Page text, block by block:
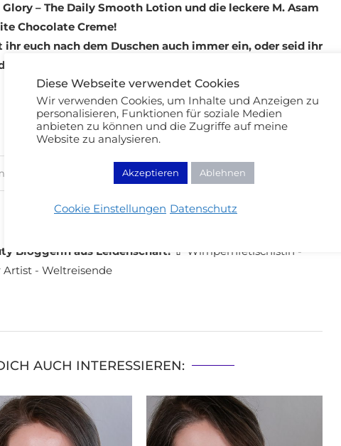
– The Daily Smooth Lotion und die leckere M. Asam
Chocolate Creme!
euch nach dem Duschen auch immer ein, oder seid ihr
nachlässiger?
Bloggerin aus Leidenschaft! 💄 Wimpernfetischistin -
Artist - Weltreisende
AUCH INTERESSIEREN:
Diese Webseite verwendet Cookies
Wir verwenden Cookies, um Inhalte und Anzeigen zu
personalisieren, Funktionen für soziale Medien
anbieten zu können und die Zugriffe auf meine
Website zu analysieren.
Akzeptieren Ablehnen
Cookie Einstellungen Datenschutz